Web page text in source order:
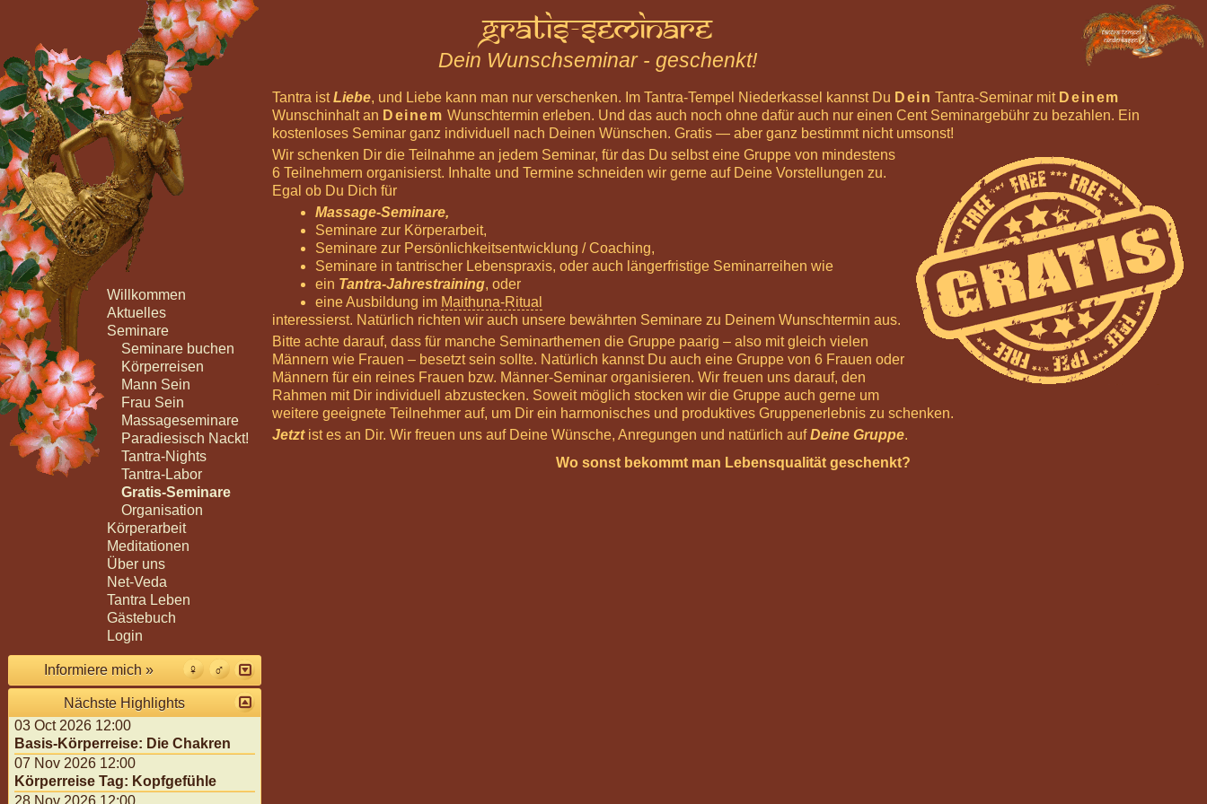
Gratis-Seminare
Dein Wunschseminar - geschenkt!
Tantra istLiebe, und Liebe kann man nur verschenken. Im Tantra-Tempel Niederkassel kannst Du Dein Tantra-Seminar mit Deinem
Wunschinhalt an Deinem Wunschtermin erleben. Und das auch noch ohne dafür auch nur einen Cent Seminargebühr zu bezahlen. Ein
kostenloses Seminar ganz individuell nach Deinen Wünschen. Gratis — aber ganz bestimmt nicht umsonst!
Wir schenken Dir die Teilnahme an jedem Seminar, für das Du selbst eine Gruppe von mindestens
6 Teilnehmern organisierst. Inhalte und Termine schneiden wir gerne auf Deine Vorstellungen zu.
Egal ob Du Dich für
Massage-Seminare,
Seminare zur Körperarbeit,
Seminare zur Persönlichkeitsentwicklung / Coaching,
Seminare in tantrischer Lebenspraxis, oder auch längerfristige Seminarreihen wie
ein Tantra-Jahrestraining, oder
eine Ausbildung im Maithuna-Ritual
interessierst. Natürlich richten wir auch unsere bewährten Seminare zu Deinem Wunschtermin aus.
Bitte achte darauf, dass für manche Seminarthemen die Gruppe paarig – also mit gleich vielen
Männern wie Frauen – besetzt sein sollte. Natürlich kannst Du auch eine Gruppe von 6 Frauen oder
Männern für ein reines Frauen bzw. Männer-Seminar organisieren. Wir freuen uns darauf, den
Rahmen mit Dir individuell abzustecken. Soweit möglich stocken wir die Gruppe auch gerne um
weitere geeignete Teilnehmer auf, um Dir ein harmonisches und produktives Gruppenerlebnis zu schenken.
Jetztist es an Dir. Wir freuen uns auf Deine Wünsche, Anregungen und natürlich aufDeine Gruppe.
Wo sonst bekommt man Lebensqualität geschenkt?
Informiere mich »
Nächste Highlights
03 Oct 2026 12:00
Basis-Körperreise: Die Chakren
07 Nov 2026 12:00
Körperreise Tag: Kopfgefühle
Willkommen
Aktuelles
Seminare
Seminare buchen
Körperreisen
Mann Sein
Frau Sein
Massageseminare
Paradiesisch Nackt!
Tantra-Nights
Tantra-Labor
Gratis-Seminare
Organisation
Körperarbeit
Meditationen
Über uns
Net-Veda
Tantra Leben
Gästebuch
Login